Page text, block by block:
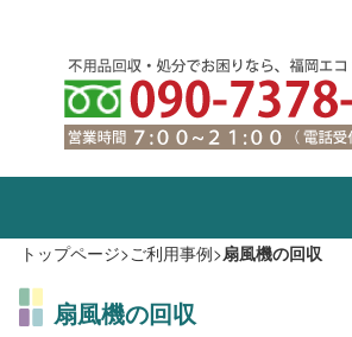
トップページ>ご利用事例>扇風機の回収
扇風機の回収